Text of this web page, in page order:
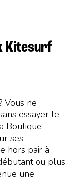
Kitesurf
Vous ne
essayer le
Boutique-
ses
hors pair à
ou plus
une